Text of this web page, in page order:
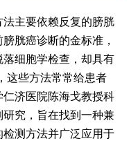
主要依赖反复的膀胱
胱癌诊断的金标准，
细胞学检查，却具有
这些方法常常给患者
济医院陈海戈教授科
究，旨在找到一种兼
测方法并广泛应用于